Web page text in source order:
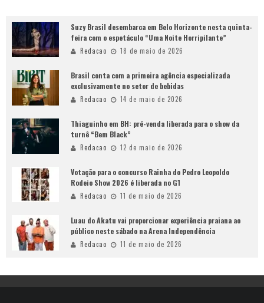
Suzy Brasil desembarca em Belo Horizonte nesta quinta-
feira com o espetáculo “Uma Noite Horripilante”
Redacao 18 de maio de 2026
Brasil conta com a primeira agência especializada
exclusivamente no setor de bebidas
Redacao 14 de maio de 2026
Thiaguinho em BH: pré-venda liberada para o show da
turnê “Bem Black”
Redacao 12 de maio de 2026
Votação para o concurso Rainha do Pedro Leopoldo
Rodeio Show 2026 é liberada no G1
Redacao 11 de maio de 2026
Luau do Akatu vai proporcionar experiência praiana ao
público neste sábado na Arena Independência
Redacao 11 de maio de 2026